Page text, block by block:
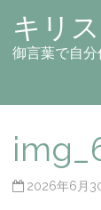
キリ
御言葉で自
2026年6月